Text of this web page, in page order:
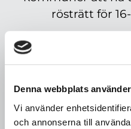
Denna webbplats
Vi använder
och annonserna till
rösträtt för
Stora delar av
barnrättsrörelsen i
2030 Movement
nätverketStörre
med Rädda